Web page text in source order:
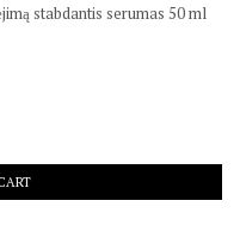
stabdantis serumas 50 ml